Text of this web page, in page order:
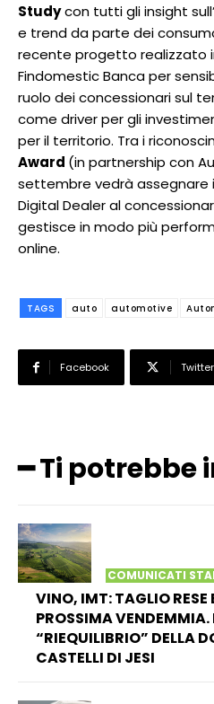
Studycon tutti gli insight
e trend da parte dei
recente progetto realizzato
Findomestic Banca per
ruolo dei concessionari sul
come driver per gli
per il territorio. Tra i
Award (in partnership con
settembre vedrà assegnare
Digital Dealer al
gestisce in modo più
online.
TAGS auto automotive
Facebook Twitter
━ Ti potrebbe
COMUNICATI
VINO, IMT: TAGLIO RESE
PROSSIMA VENDEMMIA.
“RIEQUILIBRIO” DELLA
CASTELLI DI JESI